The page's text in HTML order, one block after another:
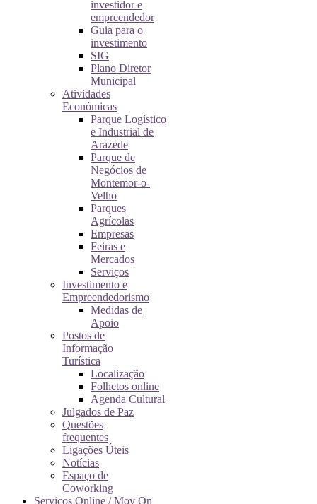
investidor e
empreendedor
Guia para o
investimento
SIG
Plano Diretor
Municipal
Atividades
Económicas
Parque Logístico
e Industrial de
Arazede
Parque de
Negócios de
Montemor-o-
Velho
Parques
Agrícolas
Empresas
Feiras e
Mercados
Serviços
Investimento e
Empreendedorismo
Medidas de
Apoio
Postos de
Informação
Turística
Localização
Folhetos online
Agenda Cultural
Julgados de Paz
Questões
frequentes
Ligações Úteis
Notícias
Espaço de
Coworking
Serviços Online / Mov On